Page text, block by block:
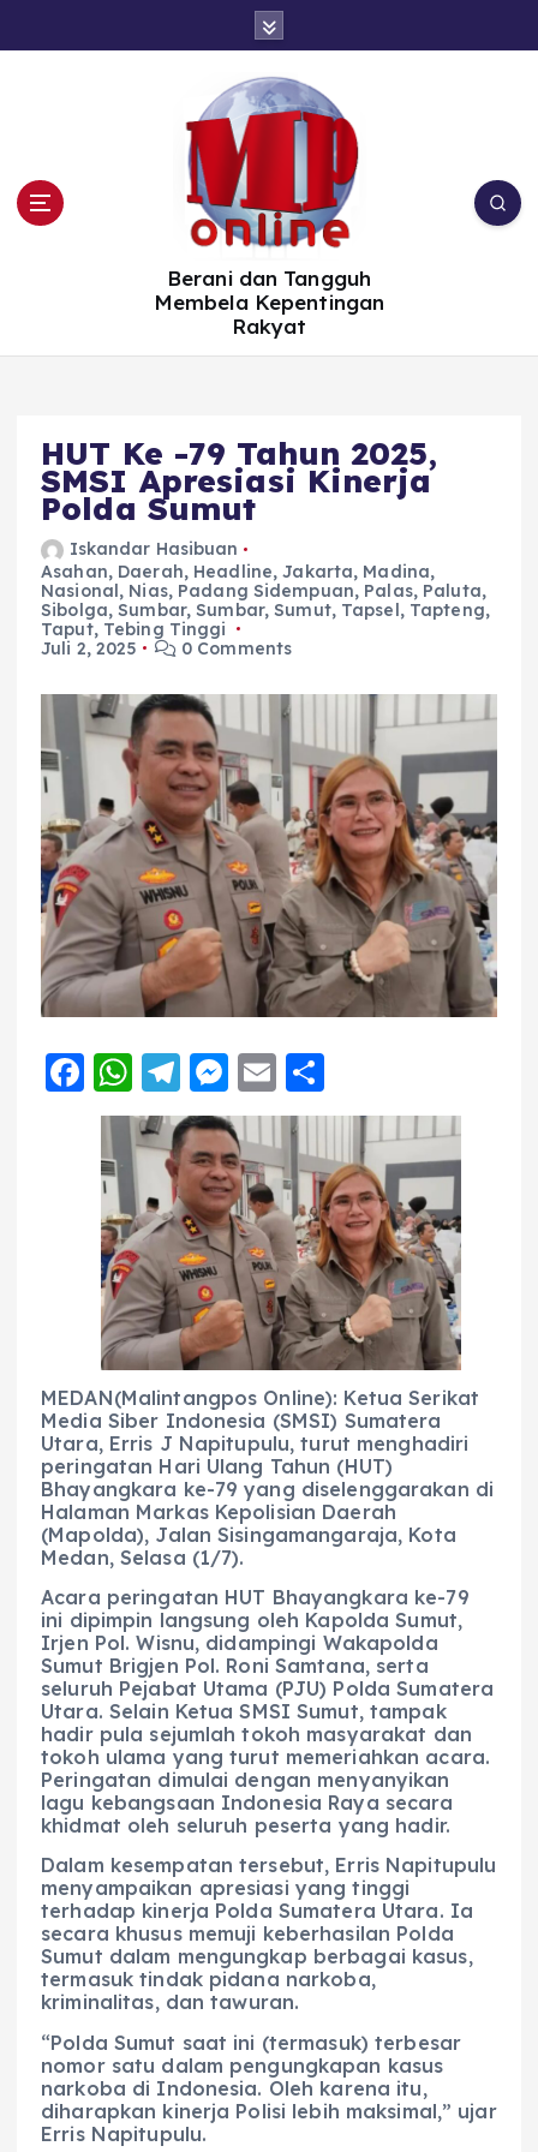
Berani dan Tangguh
Membela Kepentingan
Rakyat
HUT Ke -79 Tahun 2025,
SMSI Apresiasi Kinerja
Polda Sumut
Iskandar Hasibuan
Asahan, Daerah, Headline,Jakarta, Madina,
Nasional, Nias, Padang Sidempuan, Palas, Paluta,
Sibolga,Sumbar,Sumbar,Sumut, Tapsel, Tapteng,
Taput, Tebing Tinggi
Juli 2, 2025
0 Comments
F
a
c
e
b
o
o
k
W
h
a
ts
A
p
p
T
el
e
g
r
a
m
M
e
ss
e
n
g
er
E
m
ai
l
h
a
re
MEDAN(Malintangpos Online): Ketua Serikat
Media Siber Indonesia (SMSI) Sumatera
Utara, Erris J Napitupulu, turut menghadiri
peringatan Hari Ulang Tahun (HUT)
Bhayangkara ke-79 yang diselenggarakan di
Halaman Markas Kepolisian Daerah
(Mapolda), Jalan Sisingamangaraja, Kota
Medan, Selasa (1/7).
Acara peringatan HUT Bhayangkara ke-79
ini dipimpin langsung oleh Kapolda Sumut,
Irjen Pol. Wisnu, didampingi Wakapolda
Sumut Brigjen Pol. Roni Samtana, serta
seluruh Pejabat Utama (PJU) Polda Sumatera
Utara. Selain Ketua SMSI Sumut, tampak
hadir pula sejumlah tokoh masyarakat dan
tokoh ulama yang turut memeriahkan acara.
Peringatan dimulai dengan menyanyikan
lagu kebangsaan Indonesia Raya secara
khidmat oleh seluruh peserta yang hadir.
Dalam kesempatan tersebut, Erris Napitupulu
menyampaikan apresiasi yang tinggi
terhadap kinerja Polda Sumatera Utara. Ia
secara khusus memuji keberhasilan Polda
Sumut dalam mengungkap berbagai kasus,
termasuk tindak pidana narkoba,
kriminalitas, dan tawuran.
“Polda Sumut saat ini (termasuk) terbesar
nomor satu dalam pengungkapan kasus
narkoba di Indonesia. Oleh karena itu,
diharapkan kinerja Polisi lebih maksimal,” ujar
Erris Napitupulu.